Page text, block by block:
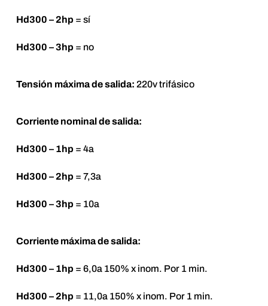
Hd300 – 2hp= sí
Hd300 – 3hp= no
Tensión máxima de salida: 220v trifásico
Corriente nominal de salida:
Hd300 – 1hp= 4a
Hd300 – 2hp= 7,3a
Hd300 – 3hp= 10a
Corriente máxima de salida:
Hd300 – 1hp= 6,0a 150% x inom. Por 1 min.
Hd300 – 2hp= 11,0a 150% x inom. Por 1 min.